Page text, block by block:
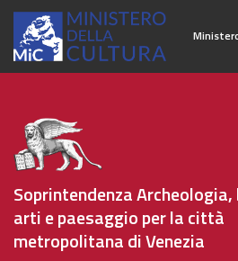
Soprintendenza Archeologia,
arti e paesaggio per la città
metropolitana di Venezia